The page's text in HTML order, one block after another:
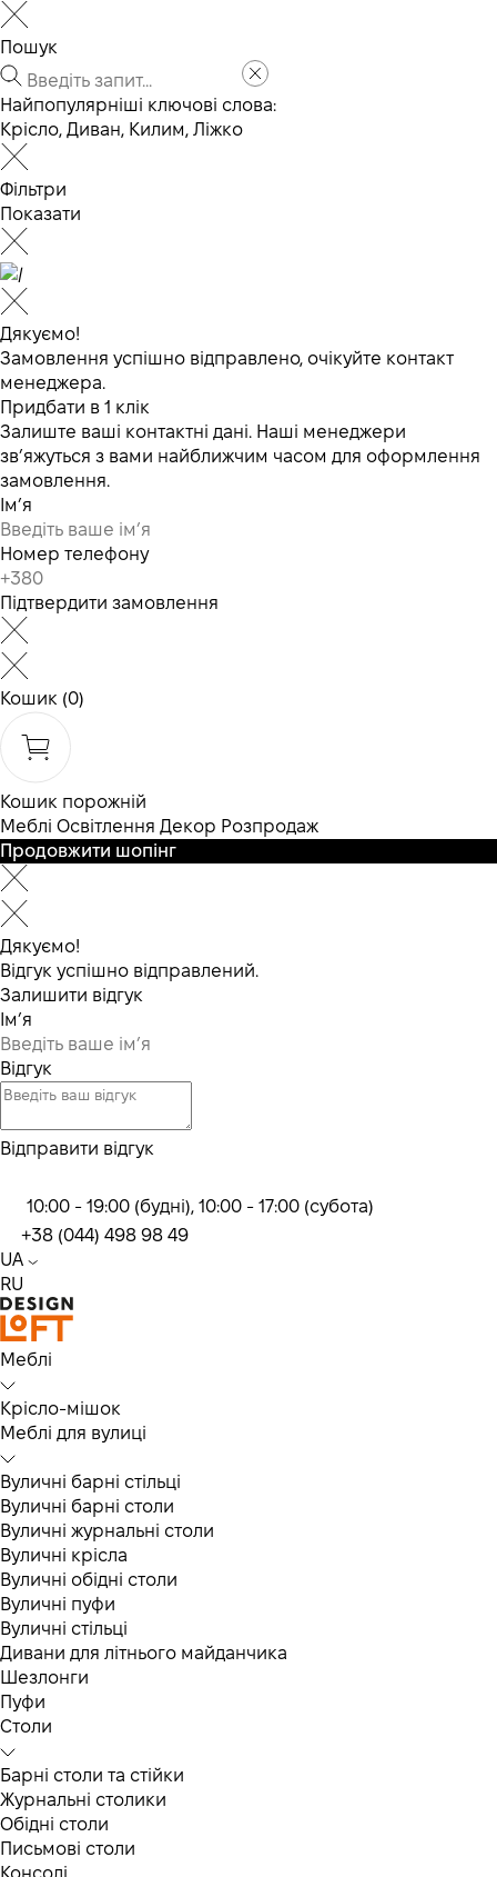
Пошук
Найпопулярніші ключові слова:
Крісло, Диван, Килим, Ліжко
Фільтри
Показати
Дякуємо!
Замовлення успішно відправлено, очікуйте контакт
менеджера.
Придбати в 1 клік
Залиште ваші контактні дані. Наші менеджери
зв’яжуться з вами найближчим часом для оформлення
замовлення.
Ім’я
Номер телефону
Підтвердити замовлення
Кошик (0)
Кошик порожній
Меблі Освітлення Декор Розпродаж
Продовжити шопінг
Дякуємо!
Відгук успішно відправлений.
Залишити відгук
Ім’я
Відгук
Відправити відгук
10:00 - 19:00 (будні), 10:00 - 17:00 (субота)
+38 (044) 498 98 49
UA
RU
Меблі
Крісло-мішок
Меблі для вулиці
Вуличні барні стільці
Вуличні барні столи
Вуличні журнальні столи
Вуличні крісла
Вуличні обідні столи
Вуличні пуфи
Вуличні стільці
Дивани для літнього майданчика
Шезлонги
Пуфи
Столи
Барні столи та стійки
Журнальні столики
Обідні столи
Письмові столи
Консолі